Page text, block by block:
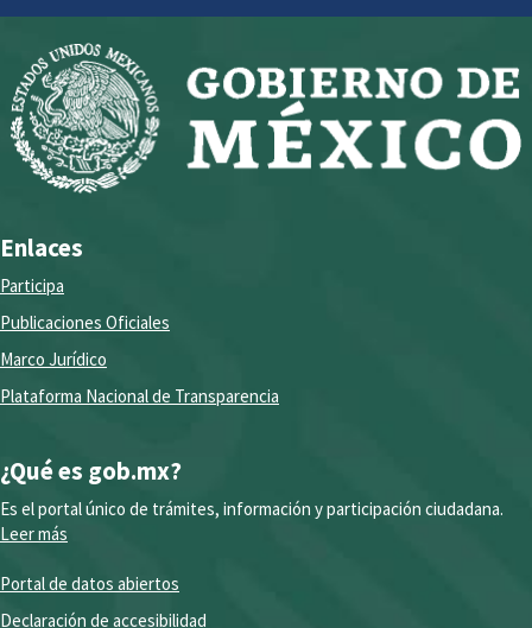
Enlaces
Participa
Publicaciones Oficiales
Marco Jurídico
Plataforma Nacional de Transparencia
¿Qué es gob.mx?
Es el portal único de trámites, información y participación ciudadana.
Leer más
Portal de datos abiertos
Declaración de accesibilidad